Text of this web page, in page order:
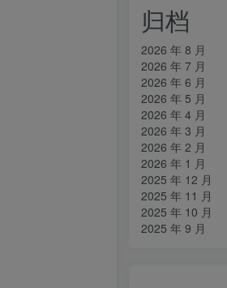
归档
2026 年 8 月
2026 年 7 月
2026 年 6 月
2026 年 5 月
2026 年 4 月
2026 年 3 月
2026 年 2 月
2026 年 1 月
2025 年 12 月
2025 年 11 月
2025 年 10 月
2025 年 9 月